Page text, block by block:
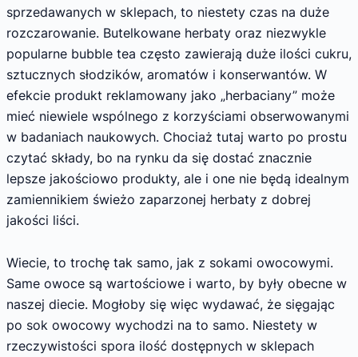
sprzedawanych w sklepach, to niestety czas na duże
rozczarowanie. Butelkowane herbaty oraz niezwykle
popularne bubble tea często zawierają duże ilości cukru,
sztucznych słodzików, aromatów i konserwantów. W
efekcie produkt reklamowany jako „herbaciany” może
mieć niewiele wspólnego z korzyściami obserwowanymi
w badaniach naukowych. Chociaż tutaj warto po prostu
czytać składy, bo na rynku da się dostać znacznie
lepsze jakościowo produkty, ale i one nie będą idealnym
zamiennikiem świeżo zaparzonej herbaty z dobrej
jakości liści.
Wiecie, to trochę tak samo, jak z sokami owocowymi.
Same owoce są wartościowe i warto, by były obecne w
naszej diecie. Mogłoby się więc wydawać, że sięgając
po sok owocowy wychodzi na to samo. Niestety w
rzeczywistości spora ilość dostępnych w sklepach